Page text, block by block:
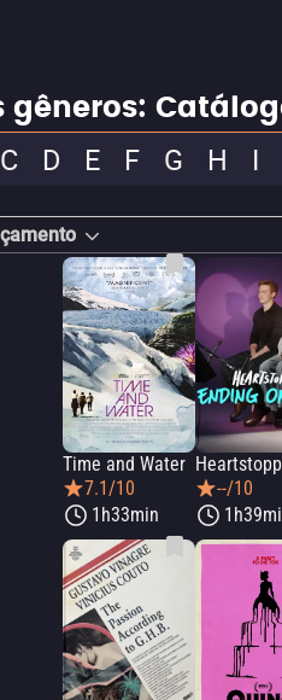
gêneros:
C D E F G H I
Time and Water
7.1/10
1h33min
--/10